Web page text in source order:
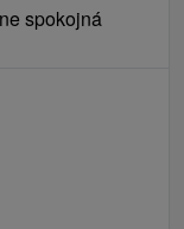
spokojná